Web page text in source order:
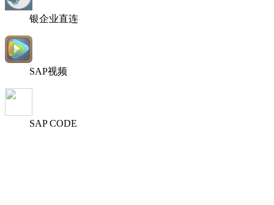
银企业直连
SAP视频
SAP CODE